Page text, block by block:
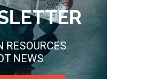
RESOURCES
NEWS